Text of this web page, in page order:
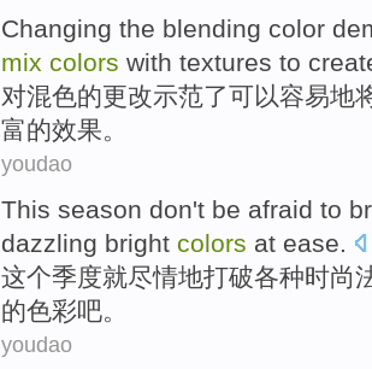
Changing the blending color
mix colors with textures to
对混色的更改示范了可以容易地
富的效果。
youdao
This season don't be afraid to
dazzling bright colors at ease.
这个季度就尽情地打破各种时尚
的色彩吧。
youdao